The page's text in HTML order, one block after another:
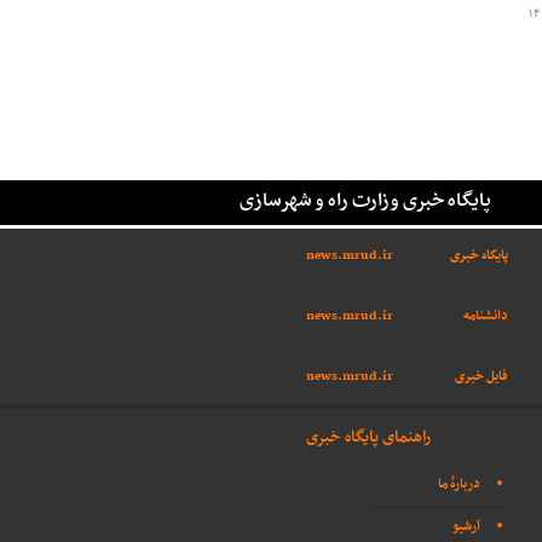
پایگاه خبری وزارت راه و شهرسازی
پایگاه خبری news.mrud.ir
دانشنامه
news.mrud.ir
فایل خبری news.mrud.ir
راهنمای پایگاه خبری
دربارهٔ ما
آرشیو